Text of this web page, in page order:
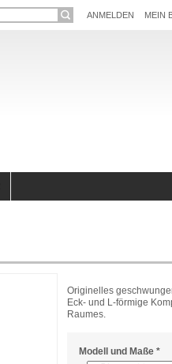
ANMELDEN MEIN
Originelles
Eck- und L-förmige
Raumes.
Modell und Maße*